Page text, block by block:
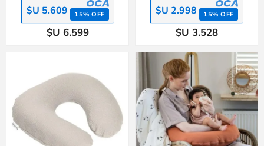
$U 5.609 15% OFF
$U 6.599
$U 2.998 15% OFF
$U 3.528